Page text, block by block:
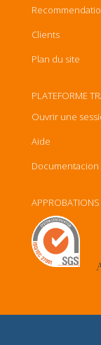
Clients
Plan du site
PLATEFORME
Ouvrir une
Aide
Documentacion
APPROBATIONS